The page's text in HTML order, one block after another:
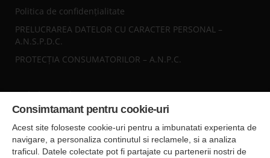
Politica de confidențialitate
PRELUCRAREA DATELOR CU CARACTER PERSONAL –
A.N.S.P.D.C.
PROTECȚIA CONSUMATORILOR – A.N.P.C.
Sediul central
Falticeni ( Autogara Romfour )
str. Plutonier Ghiniţă nr.8, Fălticeni, judeţul Suceava
0040374557200
Consimtamant pentru cookie-uri
Acest site foloseste cookie-uri pentru a imbunatati experienta de
navigare, a personaliza continutul si reclamele, si a analiza
traficul. Datele colectate pot fi partajate cu partenerii nostri de